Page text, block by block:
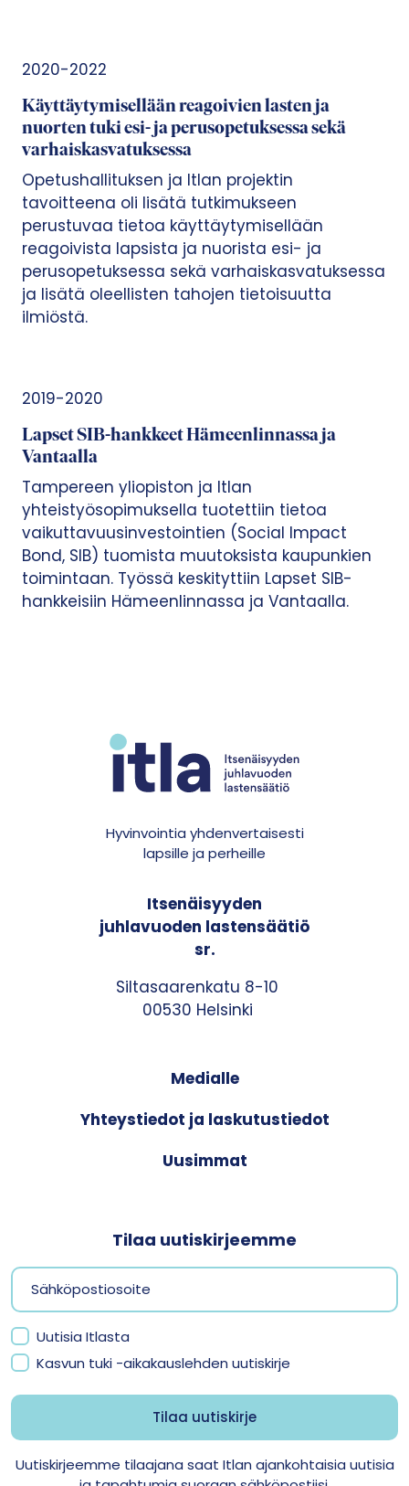
2020-2022
Käyttäytymisellään reagoivien lasten ja
nuorten tuki esi- ja perusopetuksessa sekä
varhaiskasvatuksessa
Opetushallituksen ja Itlan projektin
tavoitteena oli lisätä tutkimukseen
perustuvaa tietoa käyttäytymisellään
reagoivista lapsista ja nuorista esi- ja
perusopetuksessa sekä varhaiskasvatuksessa
ja lisätä oleellisten tahojen tietoisuutta
ilmiöstä.
2019-2020
Lapset SIB-hankkeet Hämeenlinnassa ja
Vantaalla
Tampereen yliopiston ja Itlan
yhteistyösopimuksella tuotettiin tietoa
vaikuttavuusinvestointien (Social Impact
Bond, SIB) tuomista muutoksista kaupunkien
toimintaan. Työssä keskityttiin Lapset SIB-
hankkeisiin Hämeenlinnassa ja Vantaalla.
Hyvinvointia yhdenvertaisesti
lapsille ja perheille
Itsenäisyyden
juhlavuoden lastensäätiö
sr.
Siltasaarenkatu 8-10
00530 Helsinki
Medialle
Yhteystiedot ja laskutustiedot
Uusimmat
Tilaa uutiskirjeemme
Uutisia Itlasta
Kasvun tuki -aikakauslehden uutiskirje
Uutiskirjeemme tilaajana saat Itlan ajankohtaisia uutisia